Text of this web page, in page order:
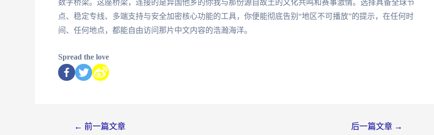
数字桥梁。这座桥梁，连接的是异国他乡的你我与那份源自故土的文化共鸣和赛事激情。选择具备全球节
点、稳定专线、多端支持与安全加密核心功能的工具，你便能彻底告别“地区不可播放”的提示，在任何时
间、任何地点，都能自由访问那片中文内容的浩瀚海洋。
Spread the love
← 前一篇文章 后一篇文章 →